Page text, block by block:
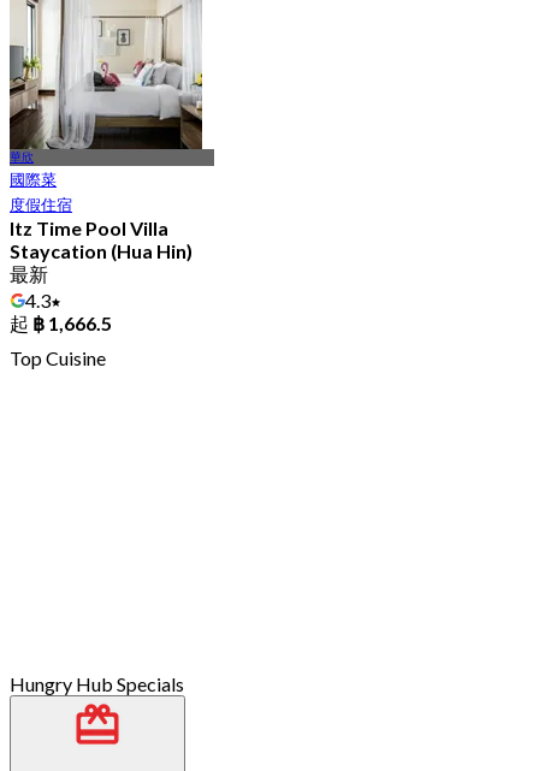
37 已預訂
起
฿ 449.25
華欣
國際菜
度假住宿
Itz Time Pool Villa
Staycation (Hua Hin)
最新
4.3
起 ฿ 1,666.5
Top Cuisine
Hungry Hub Specials